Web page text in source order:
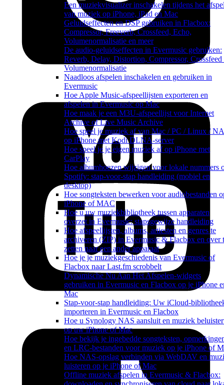
Een muziekvisualizer inschakelen tijdens het
van muziek op iPhone, iPad en Mac
Geluidseffecten en DSP gebruiken in Flacbox:
Compressor, Freeverb, Crossfeed, Echo,
Volumenormalisatie en meer
De audio-geluidseffecten in Evermusic gebruiken:
Reverb, Delay, Distortion, Compressor, Crossfeed
Volumenormalisatie
Naadloos afspelen inschakelen en gebruiken in
Evermusic
Hoe Apple Music-afspeellijsten exporteren en
afspelen in Evermusic op Mac
Hoe maak je een M3U-afspeellijst voor Internet
Archive of Live Music Archive
Hoe speel je muziek af van Mac / PC / Linux /
op iPhone met Kodi DLNA-server
Hoe speel je je eigen muziek af op iPhone met
CarPlay
Hoe albumhoezen wijzigen voor lokale nummers
Spotify: stap-voor-stap handleiding (mobiel en
desktop)
Hoe songteksten bewerken voor audiobestanden
iPhone of MAC
Hoe u uw muziekbibliotheek tussen apparaten
overzet in Evermusic: stapsgewijze handleiding
Hoe afspeellijsten, albums, artiesten en genres te
archiveren (ZIP) in Evermusic & Flacbox en over
zetten naar een ander apparaat
Hoe je je muziekgeschiedenis van Evermusic of
Flacbox naar Last.fm scrobbelt
Dynamische Nu Aan Het Afspelen-widgets
gebruiken in Evermusic en Flacbox op je iPhone
Mac
Stap-voor-stap handleiding: Uw iCloud-
importeren in Evermusic en Flacbox
Hoe u Synology NAS aansluit en muziek
op uw iPhone of Mac
Hoe bekijk je ingebedde songteksten,
en LRC-bestanden voor muziek op je iPhone of
Hoe NAS-opslag verbinden via WebDAV en
luisteren op je iPhone of Mac
Offline muziek afspelen in Evermusic & Flacbox: